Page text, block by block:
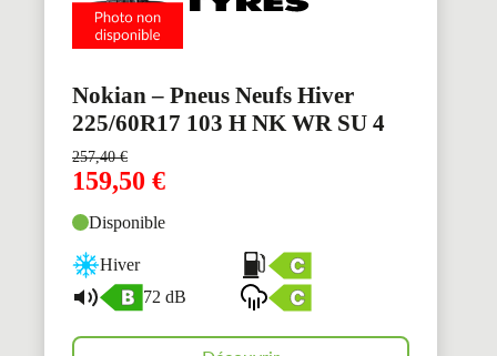
Nokian – Pneus Neufs Hiver
225/60R17 103 H NK WR SU 4
257,40€
159,50 €
Disponible
Hiver
72 dB